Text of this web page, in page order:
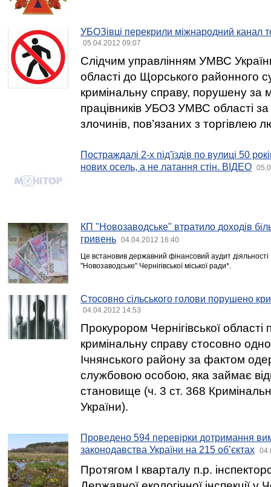
УБОЗівці перекрили міжнародний канал
05.04.2012 09:07
Слідчим управлінням УМВС України
області до Щорського районного
кримінальну справу, порушену за
працівників УБОЗ УМВС області
злочинів, пов’язаних з торгівлею
Постраждалі 2-х під'їздів по вулиці 50
нових осель, а не латання стін. ВІДЕО
КП "Новозаводське" втратило доходів
гривень
04.04.2012 16:40
Це встановив державний фінансовий аудит
"Новозаводське" Чернігівської міської ради*.
Стосовно сільського голови порушено
04.04.2012 14:53
Прокурором Чернігівської
кримінальну справу стосовно
Ічнянського району за фактом
службовою особою, яка займає
становище (ч. 3 ст. 368
України).
Проведено 594 перевірки дотримання
законодавства України на 215 об’єктах
Протягом І кварталу п.р.